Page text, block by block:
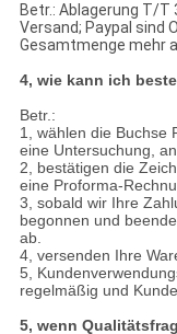
Betr.: Ablagerung T/T
Versand; Paypal sind
Gesamtmenge mehr
4, wie kann ich
Betr.:
1, wählen die Buchse
eine Untersuchung,
2, bestätigen die
eine Proforma-
3, sobald wir Ihre
begonnen und
ab.
4, versenden Ihre
5,
regelmäßig und
5, wenn